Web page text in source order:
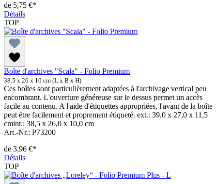
de 5,75 €*
Détails
TOP
Boîte d'archives "Scala" - Folio Premium
38.5 x 26 x 10 cm (L x B x H)
Ces boîtes sont particulièrement adaptées à l'archivage vertical peu
encombrant. L'ouverture généreuse sur le dessus permet un accès
facile au contenu. A l'aide d'étiquettes appropriées, l'avant de la boîte
peut être facilement et proprement étiqueté. ext.: 39,0 x 27,0 x 11,5
cmint.: 38,5 x 26,0 x 10,0 cm
Art.-Nr.: P73200
de 3,96 €*
Détails
TOP